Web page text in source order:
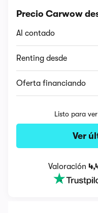
Precio Carwow
Al contado
Renting desde
Oferta financiando
Listo para
Ver
Valoración